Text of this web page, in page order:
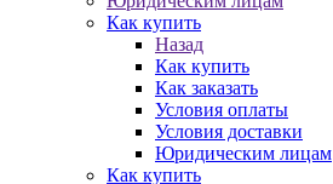
Как купить
Назад
Как купить
Как заказать
Условия оплаты
Условия доставки
Юридическим лицам
Как купить